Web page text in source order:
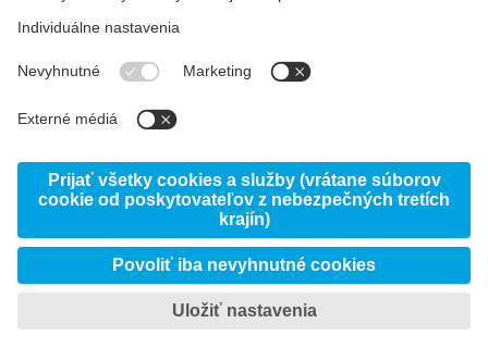
© 2026 voestalpine High Performance Metals
Slovakia, s.r.o.
Právne informácie
Spracovanie osobných údajov
VOP a Etický kódex
Kontakty
Moje nastavenia ochrany súkromia